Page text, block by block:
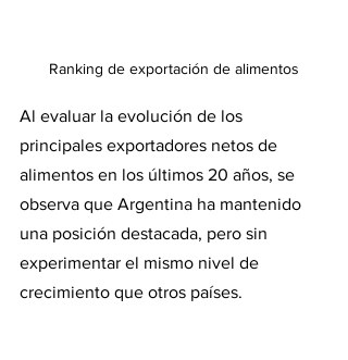
Ranking de exportación de alimentos
Al evaluar la evolución de los
principales exportadores netos de
alimentos en los últimos 20 años, se
observa que Argentina ha mantenido
una posición destacada, pero sin
experimentar el mismo nivel de
crecimiento que otros países.